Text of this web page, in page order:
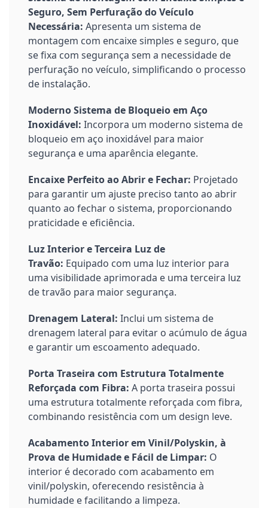
Seguro, Sem Perfuração do Veículo
Necessária: Apresenta um sistema de
montagem com encaixe simples e seguro, que
se fixa com segurança sem a necessidade de
perfuração no veículo, simplificando o processo
de instalação.
Moderno Sistema de Bloqueio em Aço
Inoxidável: Incorpora um moderno sistema de
bloqueio em aço inoxidável para maior
segurança e uma aparência elegante.
Encaixe Perfeito ao Abrir e Fechar: Projetado
para garantir um ajuste preciso tanto ao abrir
quanto ao fechar o sistema, proporcionando
praticidade e eficiência.
Luz Interior e Terceira Luz de
Travão: Equipado com uma luz interior para
uma visibilidade aprimorada e uma terceira luz
de travão para maior segurança.
Drenagem Lateral: Inclui um sistema de
drenagem lateral para evitar o acúmulo de água
e garantir um escoamento adequado.
Porta Traseira com Estrutura Totalmente
Reforçada com Fibra: A porta traseira possui
uma estrutura totalmente reforçada com fibra,
combinando resistência com um design leve.
Acabamento Interior em Vinil/Polyskin, à
Prova de Humidade e Fácil de Limpar: O
interior é decorado com acabamento em
vinil/polyskin, oferecendo resistência à
humidade e facilitando a limpeza.